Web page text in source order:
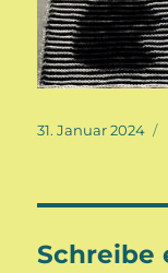
Veröffentlicht
31. Januar 2024
Schreibe